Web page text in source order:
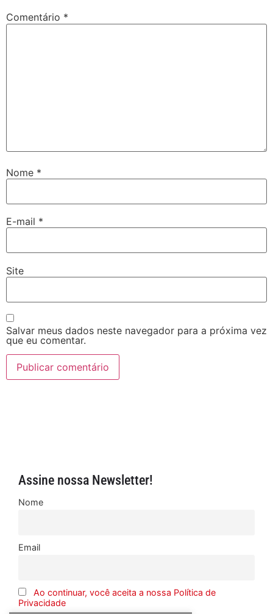
Comentário *
Nome *
E-mail *
Site
Salvar meus dados neste navegador para a próxima vez
que eu comentar.
Assine nossa Newsletter!
Nome
Email
Ao continuar, você aceita a nossa Política de
Privacidade